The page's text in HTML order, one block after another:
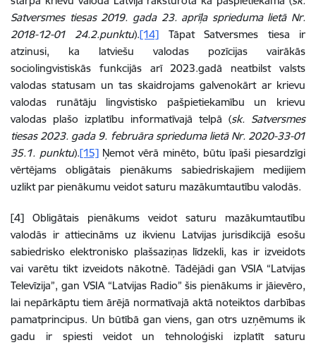
Satversmes tiesas 2019. gada 23. aprīļa sprieduma lietā Nr.
2018-12-01 24.2.punktu).[14] Tāpat Satversmes tiesa ir
atzinusi, ka latviešu valodas pozīcijas vairākās
sociolingvistiskās funkcijās arī 2023.gadā neatbilst valsts
valodas statusam un tas skaidrojams galvenokārt ar krievu
valodas runātāju lingvistisko pašpietiekamību un krievu
valodas plašo izplatību informatīvajā telpā (sk. Satversmes
tiesas 2023. gada 9. februāra sprieduma lietā Nr. 2020-33-01
35.1. punktu).[15]Ņemot vērā minēto, būtu īpaši piesardzīgi
vērtējams obligātais pienākums sabiedriskajiem medijiem
uzlikt par pienākumu veidot saturu mazākumtautību valodās.
[4] Obligātais pienākums veidot saturu mazākumtautību
valodās ir attiecināms uz ikvienu Latvijas jurisdikcijā esošu
sabiedrisko elektronisko plašsaziņas līdzekli, kas ir izveidots
vai varētu tikt izveidots nākotnē. Tādējādi gan VSIA “Latvijas
Televīzija”, gan VSIA “Latvijas Radio” šis pienākums ir jāievēro,
lai nepārkāptu tiem ārējā normatīvajā aktā noteiktos darbības
pamatprincipus. Un būtībā gan viens, gan otrs uzņēmums ik
gadu ir spiesti veidot un tehnoloģiski izplatīt saturu